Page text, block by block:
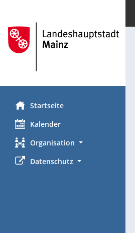
Startseite
Kalender
Organisation
Datenschutz